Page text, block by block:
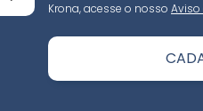
Krona, acesse o nosso Aviso